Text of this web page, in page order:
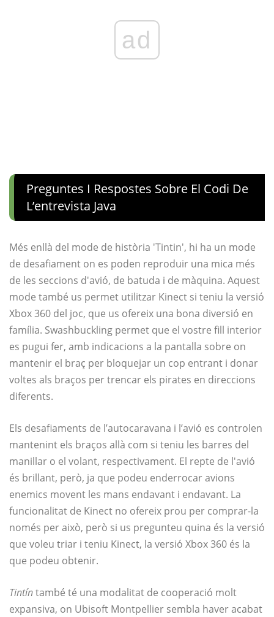
ad
Preguntes I Respostes Sobre El Codi De
L’entrevista Java
Més enllà del mode de història 'Tintin', hi ha un mode
de desafiament on es poden reproduir una mica més
de les seccions d'avió, de batuda i de màquina. Aquest
mode també us permet utilitzar Kinect si teniu la versió
Xbox 360 del joc, que us ofereix una bona diversió en
família. Swashbuckling permet que el vostre fill interior
es pugui fer, amb indicacions a la pantalla sobre on
mantenir el braç per bloquejar un cop entrant i donar
voltes als braços per trencar els pirates en direccions
diferents.
Els desafiaments de l’autocaravana i l’avió es controlen
mantenint els braços allà com si teniu les barres del
manillar o el volant, respectivament. El repte de l'avió
és brillant, però, ja que podeu enderrocar avions
enemics movent les mans endavant i endavant. La
funcionalitat de Kinect no ofereix prou per comprar-la
només per això, però si us pregunteu quina és la versió
que voleu triar i teniu Kinect, la versió Xbox 360 és la
que podeu obtenir.
Tintíntambé té una modalitat de cooperació molt
expansiva, on Ubisoft Montpellier sembla haver acabat